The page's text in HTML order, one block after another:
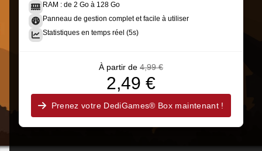
RAM : de 2 Go à 128 Go
Panneau de gestion complet et facile à utiliser
Statistiques en temps réel (5s)
À partir de 4,99 €
2,49 €
Prenez votre DediGames® Box maintenant !